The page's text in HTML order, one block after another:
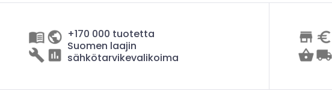
+170 000 tuotetta
Suomen laajin
sähkötarvikevalikoima